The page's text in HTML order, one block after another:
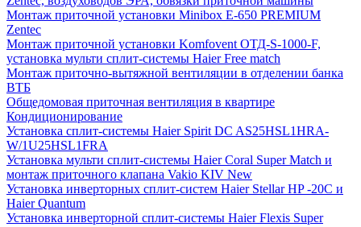
Монтаж приточной установки Minibox E-650 PREMIUM
Zentec
Монтаж приточной установки Komfovent ОТД-S-1000-F,
установка мульти сплит-системы Haier Free match
Монтаж приточно-вытяжной вентиляции в отделении банка
ВТБ
Общедомовая приточная вентиляция в квартире
Кондиционирование
Установка сплит-системы Haier Spirit DC AS25HSL1HRA-
W/1U25HSL1FRA
Установка мульти сплит-системы Haier Coral Super Match и
монтаж приточного клапана Vakio KIV New
Установка инверторных сплит-систем Haier Stellar HP -20С и
Haier Quantum
Установка инверторной сплит-системы Haier Flexis Super